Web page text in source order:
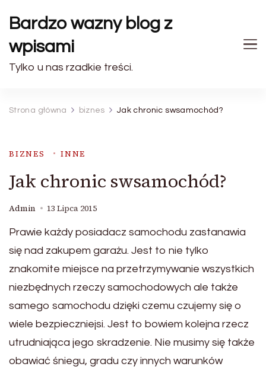
Bardzo wazny blog z
wpisami
Tylko u nas rzadkie treści.
Strona główna biznes Jak chronic swsamochód?
BIZNES INNE
Jak chronic swsamochód?
Admin 13 Lipca 2015
Prawie każdy posiadacz samochodu zastanawia
się nad zakupem garażu. Jest to nie tylko
znakomite miejsce na przetrzymywanie wszystkich
niezbędnych rzeczy samochodowych ale także
samego samochodu dzięki czemu czujemy się o
wiele bezpieczniejsi. Jest to bowiem kolejna rzecz
utrudniająca jego skradzenie. Nie musimy się także
obawiać śniegu, gradu czy innych warunków